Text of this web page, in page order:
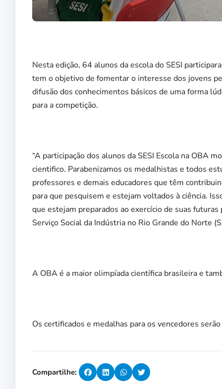
Nesta edição, 64 alunos da escola do SESI
tem o objetivo de fomentar o interesse dos jovens
difusão dos conhecimentos básicos de uma forma
para a competição.
“A participação dos alunos da SESI Escola na OBA
cientifico. Parabenizamos os medalhistas e todos
professores e demais educadores que têm
para que pesquisem e estejam voltados à ciência.
que estejam preparados ao exercício de suas
Serviço Social da Indústria no Rio Grande do Norte
A OBA é a maior olimpíada científica brasileira e
Os certificados e medalhas para os vencedores
Compartilhe: